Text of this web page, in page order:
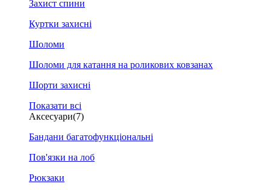
Захист спини
Куртки захисні
Шоломи
Шоломи для катання на роликових ковзанах
Шорти захисні
Показати всі
Аксесуари(7)
Бандани багатофункціональні
Пов'язки на лоб
Рюкзаки